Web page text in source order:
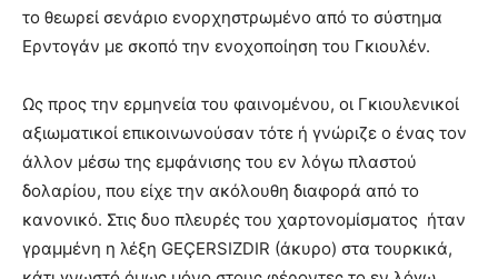
το θεωρεί σενάριο ενορχηστρωμένο από το σύστημα
Ερντογάν με σκοπό την ενοχοποίηση του Γκιουλέν.
Ως προς την ερμηνεία του φαινομένου, οι Γκιουλενικοί
αξιωματικοί επικοινωνούσαν τότε ή γνώριζε ο ένας τον
άλλον μέσω της εμφάνισης του εν λόγω πλαστού
δολαρίου, που είχε την ακόλουθη διαφορά από το
κανονικό. Στις δυο πλευρές του χαρτονομίσματος ήταν
γραμμένη η λέξη GEÇERSIZDIR (άκυρο) στα τουρκικά,